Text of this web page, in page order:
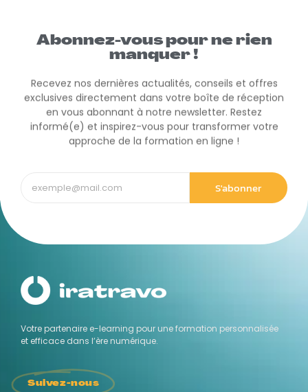
Abonnez-vous pour ne rien
manquer !
Recevez nos dernières actualités, conseils et offres
exclusives directement dans votre boîte de réception
en vous abonnant à notre newsletter. Restez
informé(e) et inspirez-vous pour transformer votre
approche de la formation en ligne !
S'abonner
Votre partenaire e-learning pour une formation personnalisée
et efficace dans l’ère numérique.
Suivez-nous